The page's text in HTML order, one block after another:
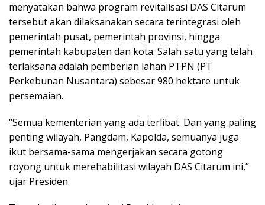
menyatakan bahwa program revitalisasi DAS Citarum
tersebut akan dilaksanakan secara terintegrasi oleh
pemerintah pusat, pemerintah provinsi, hingga
pemerintah kabupaten dan kota. Salah satu yang telah
terlaksana adalah pemberian lahan PTPN (PT
Perkebunan Nusantara) sebesar 980 hektare untuk
persemaian.
“Semua kementerian yang ada terlibat. Dan yang paling
penting wilayah, Pangdam, Kapolda, semuanya juga
ikut bersama-sama mengerjakan secara gotong
royong untuk merehabilitasi wilayah DAS Citarum ini,”
ujar Presiden.